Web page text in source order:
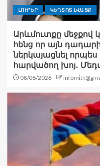
ԼՈՒՐԵՐ ԿԵՂՏՈՏ ԼՎԱՑՔ
Արևմուտքը մեջքով
հենց որ այն
ներկայացնել
հարվածող խոյ․
08/08/2026